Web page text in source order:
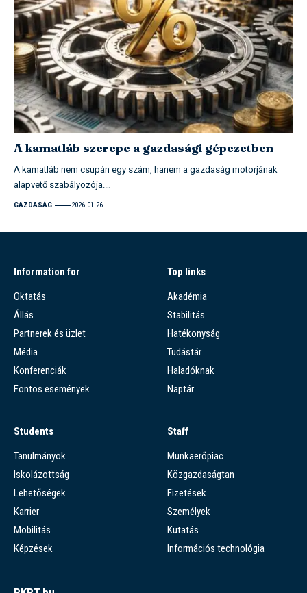
A kamatláb szerepe a gazdasági gépezetben
A kamatláb nem csupán egy szám, hanem a gazdaság motorjának
alapvető szabályozója.…
GAZDASÁG 2026.01.26.
Information for
Oktatás
Állás
Partnerek és üzlet
Média
Konferenciák
Fontos események
Top links
Akadémia
Stabilitás
Hatékonyság
Tudástár
Haladóknak
Naptár
Students
Tanulmányok
Iskolázottság
Lehetőségek
Karrier
Mobilitás
Képzések
Staff
Munkaerőpiac
Közgazdaságtan
Fizetések
Személyek
Kutatás
Információs technológia